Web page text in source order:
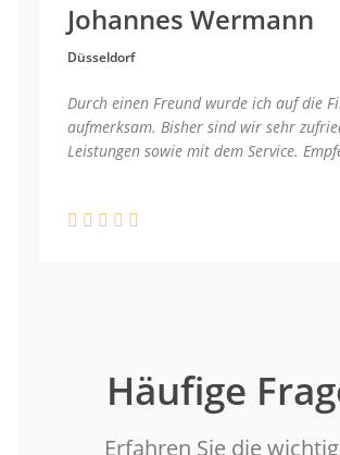
Johannes Wermann
Düsseldorf
Durch einen Freund wurde ich auf die
aufmerksam. Bisher sind wir sehr
Leistungen sowie mit dem Service.
Häufige
Erfahren Sie die